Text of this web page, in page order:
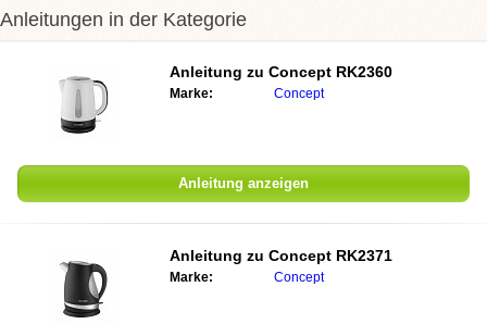
Anleitungen in der Kategorie
Anleitung zu Concept RK2360
Marke: Concept
Anleitung anzeigen
Anleitung zu Concept RK2371
Marke: Concept